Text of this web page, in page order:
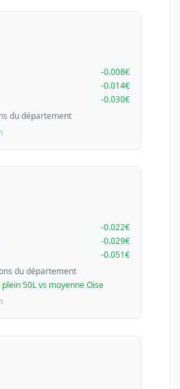
-0.008€
-0.014€
-0.030€
du département
-0.022€
-0.029€
-0.051€
du département
50L vs moyenne Oise